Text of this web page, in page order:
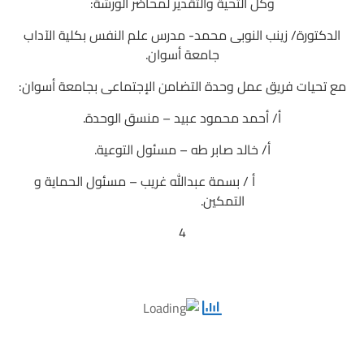
الدكتورة/ زينب النوبى محمد- مدرس علم النفس بكلية الآداب
جامعة أسوان.
مع تحيات فريق عمل وحدة التضامن الإجتماعى بجامعة أسوان:
أ/ أحمد محمود عبيد – منسق الوحدة.
أ/ خالد صابر طه – مسئول التوعية.
أ / بسمة عبدالله غريب – مسئول الحماية و
التمكين.
4